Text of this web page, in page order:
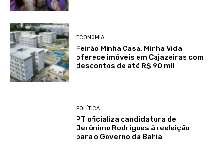
ECONOMIA
Feirão Minha Casa, Minha Vida
oferece imóveis em Cajazeiras com
descontos de até R$ 90 mil
POLÍTICA
PT oficializa candidatura de
Jerônimo Rodrigues à reeleição
para o Governo da Bahia